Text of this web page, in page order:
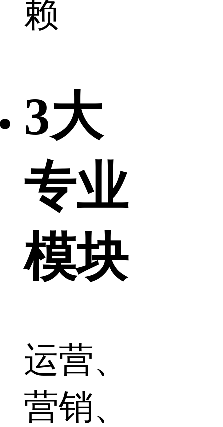
赖
3大
专业
模块
运营、
营销、